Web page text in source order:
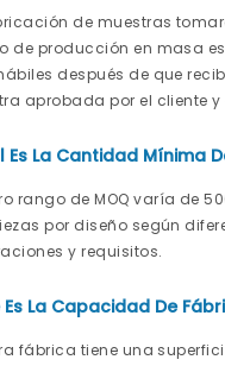
de muestras
de producción en masa
después de que
aprobada por el cliente y
Es La Cantidad Mínima
rango de MOQ varía de
por diseño según
y requisitos.
Es La Capacidad De
fábrica tiene una